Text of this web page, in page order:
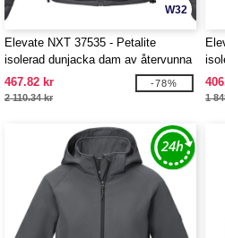
W32
Elevate NXT 37535 - Petalite
isolerad dunjacka dam av återvunna
GRS-material
467.82 kr
2 110.34 kr
-78%
1